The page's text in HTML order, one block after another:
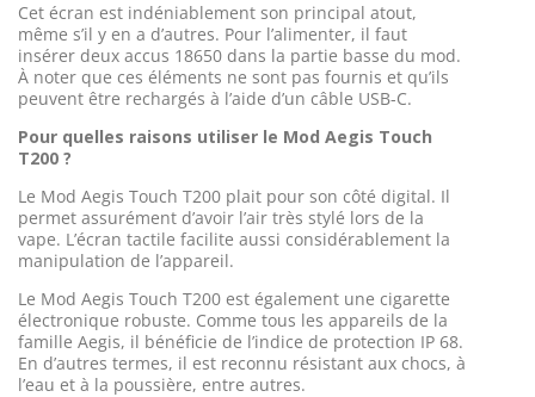
Cet écran est indéniablement son principal atout,
même s’il y en a d’autres. Pour l’alimenter, il faut
insérer deux accus 18650 dans la partie basse du mod.
À noter que ces éléments ne sont pas fournis et qu’ils
peuvent être rechargés à l’aide d’un câble USB-C.
Pour quelles raisons utiliser le Mod Aegis Touch
T200 ?
Le Mod Aegis Touch T200 plait pour son côté digital. Il
permet assurément d’avoir l’air très stylé lors de la
vape. L’écran tactile facilite aussi considérablement la
manipulation de l’appareil.
Le Mod Aegis Touch T200 est également une cigarette
électronique robuste. Comme tous les appareils de la
famille Aegis, il bénéficie de l’indice de protection IP 68.
En d’autres termes, il est reconnu résistant aux chocs, à
l’eau et à la poussière, entre autres.